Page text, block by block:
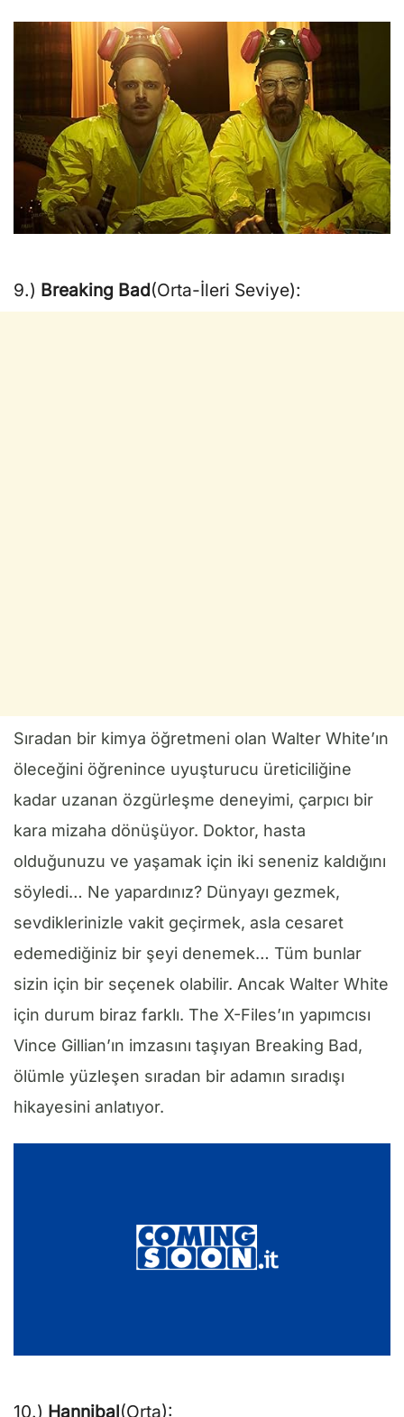
9.) Breaking Bad(Orta-İleri Seviye):
Sıradan bir kimya öğretmeni olan Walter White’ın
öleceğini öğrenince uyuşturucu üreticiliğine
kadar uzanan özgürleşme deneyimi, çarpıcı bir
kara mizaha dönüşüyor. Doktor, hasta
olduğunuzu ve yaşamak için iki seneniz kaldığını
söyledi… Ne yapardınız? Dünyayı gezmek,
sevdiklerinizle vakit geçirmek, asla cesaret
edemediğiniz bir şeyi denemek… Tüm bunlar
sizin için bir seçenek olabilir. Ancak Walter White
için durum biraz farklı. The X-Files’ın yapımcısı
Vince Gillian’ın imzasını taşıyan Breaking Bad,
ölümle yüzleşen sıradan bir adamın sıradışı
hikayesini anlatıyor.
10.) Hannibal(Orta):